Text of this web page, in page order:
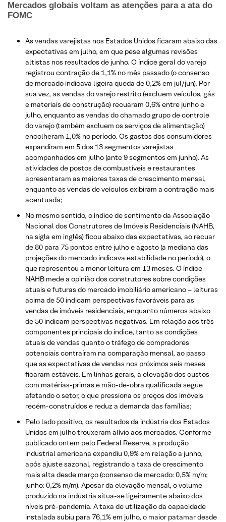
Mercados globais voltam as atenções para a ata do
FOMC
As vendas varejistas nos Estados Unidos ficaram abaixo das
expectativas em julho, em que pese algumas revisões
altistas nos resultados de junho. O índice geral do varejo
registrou contração de 1,1% no mês passado (o consenso
de mercado indicava ligeira queda de 0,2% em jul/jun). Por
sua vez, as vendas do varejo restrito (excluem veículos, gás
e materiais de construção) recuaram 0,6% entre junho e
julho, enquanto as vendas do chamado grupo de controle
do varejo (também excluem os serviços de alimentação)
encolheram 1,0% no período. Os gastos dos consumidores
expandiram em 5 dos 13 segmentos varejistas
acompanhados em julho (ante 9 segmentos em junho). As
atividades de postos de combustíveis e restaurantes
apresentaram as maiores taxas de crescimento mensal,
enquanto as vendas de veículos exibiram a contração mais
acentuada;
No mesmo sentido, o índice de sentimento da Associação
Nacional dos Construtores de Imóveis Residenciais (NAHB,
na sigla em inglês) ficou abaixo das expectativas, ao recuar
de 80 para 75 pontos entre julho e agosto (a mediana das
projeções do mercado indicava estabilidade no período), o
que representou a menor leitura em 13 meses. O índice
NAHB mede a opinião dos construtores sobre condições
atuais e futuras do mercado imobiliário americano – leituras
acima de 50 indicam perspectivas favoráveis para as
vendas de imóveis residenciais, enquanto números abaixo
de 50 indicam perspectivas negativas. Em relação aos três
componentes principais do índice, tanto as condições
atuais de vendas quanto o tráfego de compradores
potenciais contraíram na comparação mensal, ao passo
que as expectativas de vendas nos próximos seis meses
ficaram estáveis. Em linhas gerais, a elevação dos custos
com matérias-primas e mão-de-obra qualificada segue
afetando o setor, o que pressiona os preços dos imóveis
recém-construídos e reduz a demanda das famílias;
Pelo lado positivo, os resultados da indústria dos Estados
Unidos em julho trouxeram alívio aos mercados. Conforme
publicado ontem pelo Federal Reserve, a produção
industrial americana expandiu 0,9% em relação a junho,
após ajuste sazonal, registrando a taxa de crescimento
mais alta desde março (consenso de mercado: 0,5% m/m;
junho: 0,2% m/m). Apesar da elevação mensal, o volume
produzido na indústria situa-se ligeiramente abaixo dos
níveis pré-pandemia. A taxa de utilização da capacidade
instalada subiu para 76,1% em julho, o maior patamar desde